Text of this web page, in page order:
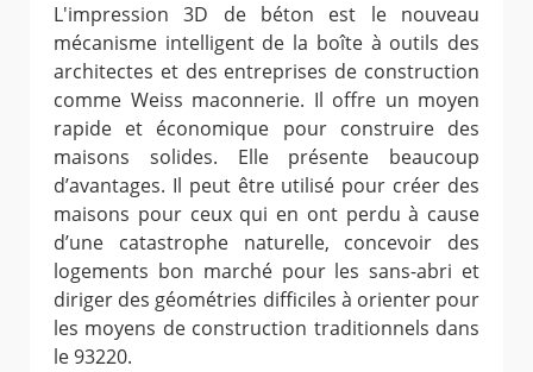
L'impression 3D de béton est le nouveau
mécanisme intelligent de la boîte à outils des
architectes et des entreprises de construction
comme Weiss maconnerie. Il offre un moyen
rapide et économique pour construire des
maisons solides. Elle présente beaucoup
d’avantages. Il peut être utilisé pour créer des
maisons pour ceux qui en ont perdu à cause
d’une catastrophe naturelle, concevoir des
logements bon marché pour les sans-abri et
diriger des géométries difficiles à orienter pour
les moyens de construction traditionnels dans
le 93220.